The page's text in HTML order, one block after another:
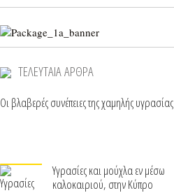
ΤΕΛΕΥΤΑΙΑ ΑΡΘΡΑ
Οι βλαβερές συνέπειες της χαμηλής υγρασίας
Υγρασίες και μούχλα εν μέσω
καλοκαιριού, στην Κύπρο